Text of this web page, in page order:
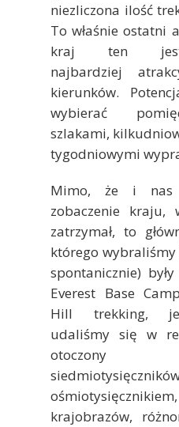
niezliczona ilość
To właśnie ostatni
kraj ten
najbardziej
kierunków.
wybierać
szlakami,
tygodniowymi
Mimo, że i nas
zobaczenie
zatrzymał, to
którego wybraliśmy
spontanicznie)
Everest Base
Hill trekking,
udaliśmy się w
otoczony
krajobrazów,